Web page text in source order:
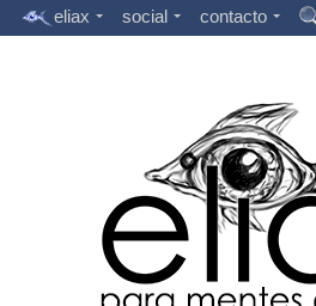
eliax social contacto